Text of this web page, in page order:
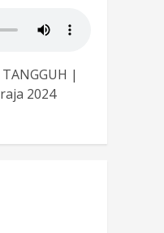
|
2024